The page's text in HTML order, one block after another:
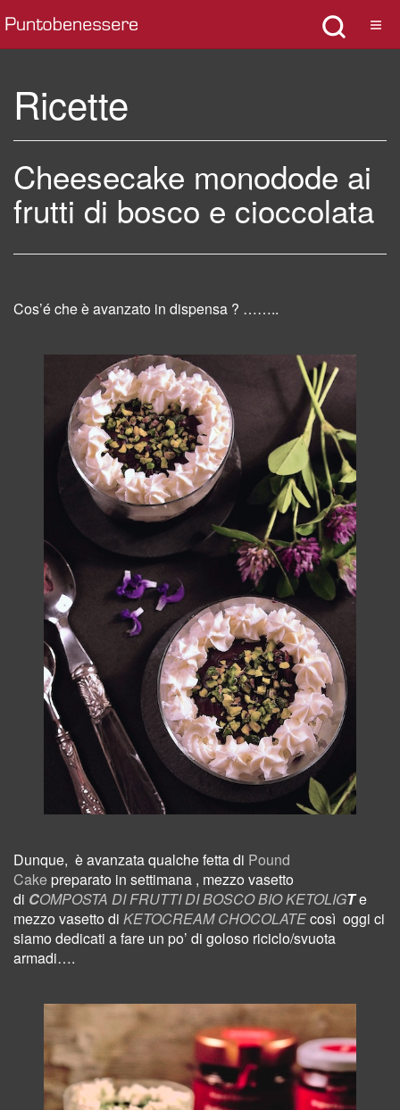
Ricette
Cheesecake monodode ai
frutti di bosco e cioccolata
Cos’é che è avanzato in dispensa ? ……..
Dunque, è avanzataqualche fetta di Pound
Cake preparato in settimana , mezzo vasetto
di COMPOSTA DI FRUTTI DI BOSCO BIO KETOLIGTe
mezzo vasetto di KETOCREAM CHOCOLATEcosì oggi ci
siamo dedicati a fare un po’ di goloso riciclo/svuota
armadi….